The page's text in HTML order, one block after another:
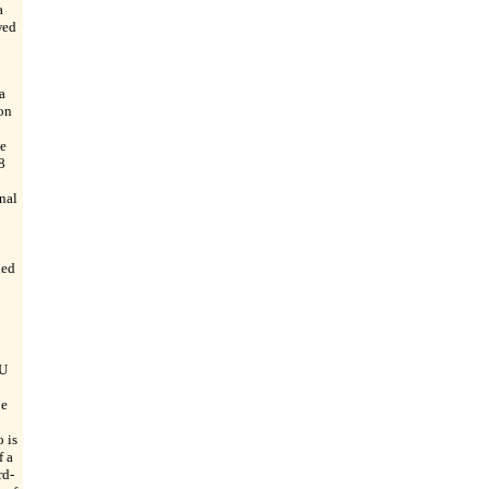
is
a